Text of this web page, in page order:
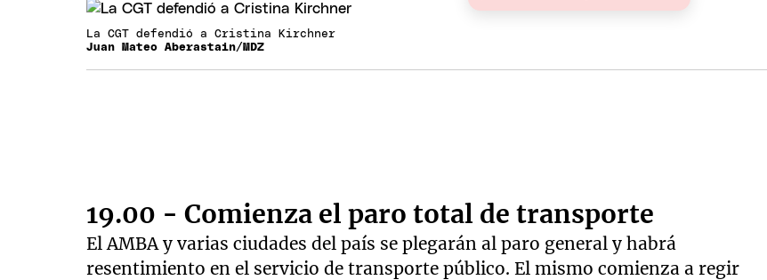
La CGT defendió a Cristina Kirchner
Juan Mateo Aberastain/MDZ
19.00 - Comienza el paro total de transporte
El AMBA y varias ciudades del país se plegarán al paro general y habrá
resentimiento en el servicio de transporte público. El mismo comienza a regir